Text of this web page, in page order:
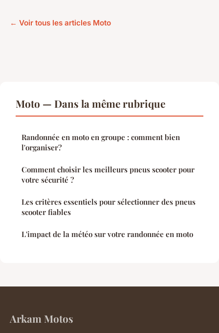
← Voir tous les articles Moto
Moto — Dans la même rubrique
Randonnée en moto en groupe : comment bien
l'organiser?
Comment choisir les meilleurs pneus scooter pour
votre sécurité ?
Les critères essentiels pour sélectionner des pneus
scooter fiables
L'impact de la météo sur votre randonnée en moto
Arkam Motos